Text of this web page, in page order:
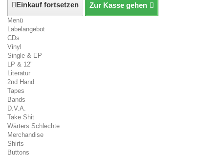
Einkauf fortsetzen Zur Kasse gehen
Menü
Labelangebot
CDs
Vinyl
Single & EP
LP & 12"
Literatur
2nd Hand
Tapes
Bands
D.V.A.
Take Shit
Wärters Schlechte
Merchandise
Shirts
Buttons